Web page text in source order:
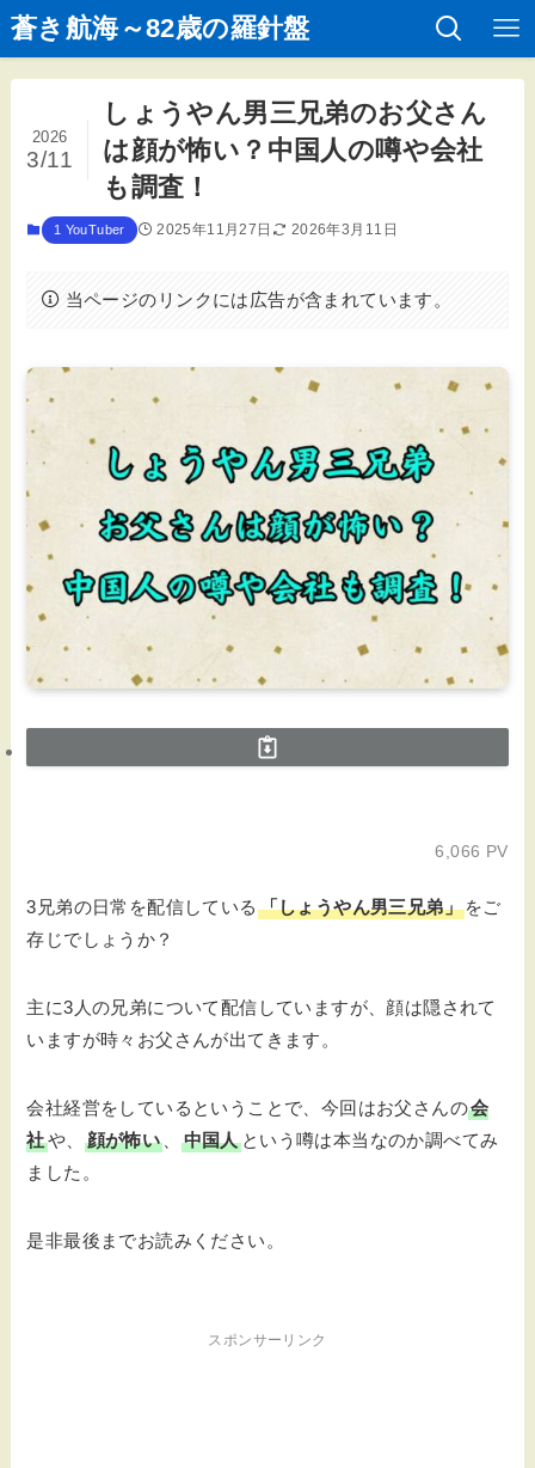
蒼き航海～82歳の羅針盤
しょうやん男三兄弟のお父さん
は顔が怖い？中国人の噂や会社
も調査！
2026
3/11
1 YouTuber 2025年11月27日 2026年3月11日
当ページのリンクには広告が含まれています。
6,066 PV
3兄弟の日常を配信している 「しょうやん男三兄弟」 をご
存じでしょうか？
主に3人の兄弟について配信していますが、顔は隠されて
いますが時々お父さんが出てきます。
会社経営をしているということで、今回はお父さんの会
社や、 顔が怖い 中国人という噂は本当なのか調べてみ
ました。
是非最後までお読みください。
スポンサーリンク